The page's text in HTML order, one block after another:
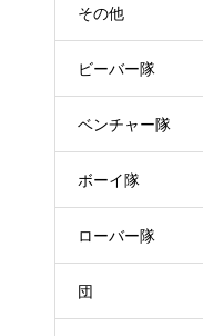
その他
ビーバー隊
ベンチャー隊
ボーイ隊
ローバー隊
団